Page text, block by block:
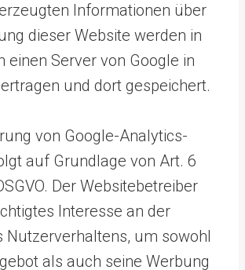
Informationen über
dieser Website werden in
einen Server von Google in
und dort gespeichert.
von Google-Analytics-
auf Grundlage von Art. 6
Der Websitebetreiber
Interesse an der
Nutzerverhaltens, um sowohl
als auch seine Werbung